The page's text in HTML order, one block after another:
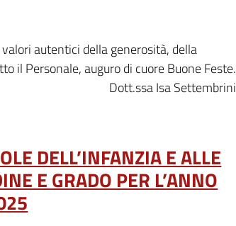
autentici della generosità, della
il Personale, auguro di cuore Buone Feste.
Isa Settembrini
DELL’INFANZIA E ALLE
E GRADO PER L’ANNO